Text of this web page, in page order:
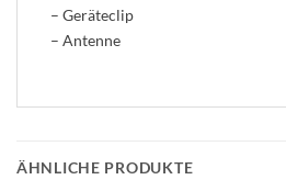
– Geräteclip
– Antenne
ÄHNLICHE PRODUKTE